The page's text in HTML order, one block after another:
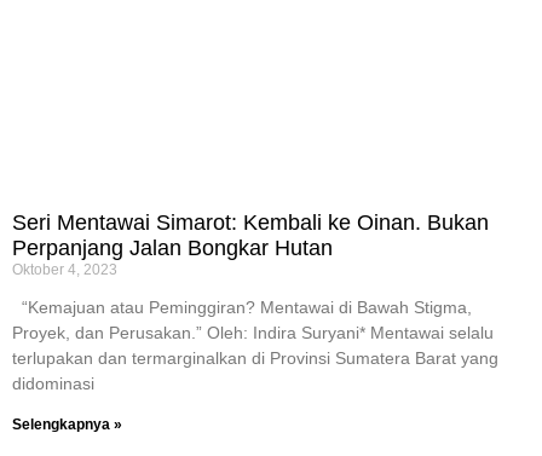
Seri Mentawai Simarot: Kembali ke Oinan. Bukan
Perpanjang Jalan Bongkar Hutan
Oktober 4, 2023
“Kemajuan atau Peminggiran? Mentawai di Bawah Stigma,
Proyek, dan Perusakan.” Oleh: Indira Suryani* Mentawai selalu
terlupakan dan termarginalkan di Provinsi Sumatera Barat yang
didominasi
Selengkapnya »